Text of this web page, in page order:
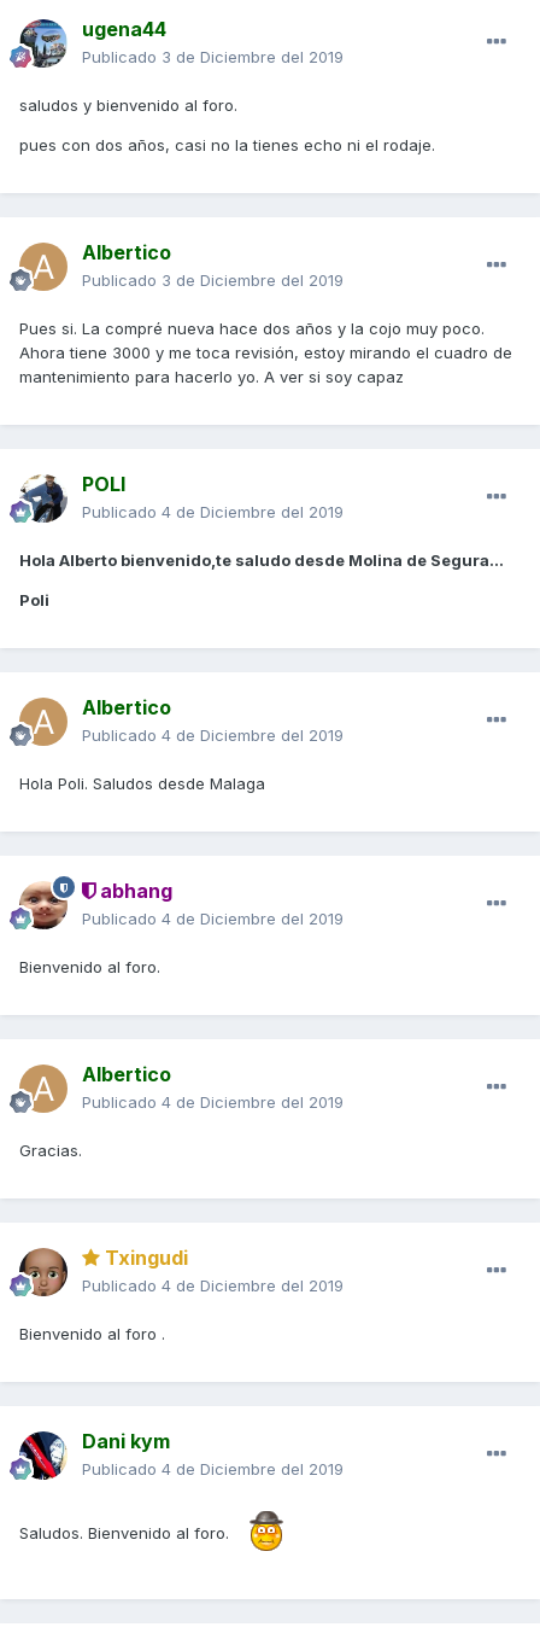
ugena44
Publicado 3 de Diciembre del 2019
saludos y bienvenido al foro.
pues con dos años, casi no la tienes echo ni el rodaje.
Albertico
Publicado 3 de Diciembre del 2019
Pues si. La compré nueva hace dos años y la cojo muy poco.
Ahora tiene 3000 y me toca revisión, estoy mirando el cuadro de
mantenimiento para hacerlo yo. A ver si soy capaz
POLI
Publicado 4 de Diciembre del 2019
Hola Alberto bienvenido,te saludo desde Molina de Segura...
Poli
Albertico
Publicado 4 de Diciembre del 2019
Hola Poli. Saludos desde Malaga
abhang
Publicado 4 de Diciembre del 2019
Bienvenido al foro.
Albertico
Publicado 4 de Diciembre del 2019
Gracias.
Txingudi
Publicado 4 de Diciembre del 2019
Bienvenido al foro .
Dani kym
Publicado 4 de Diciembre del 2019
Saludos. Bienvenido al foro.